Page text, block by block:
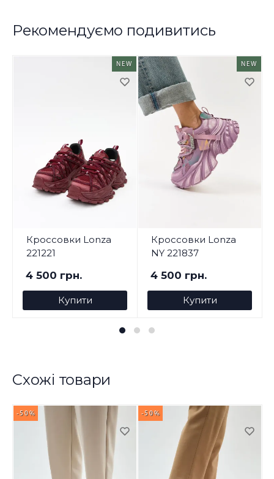
Рекомендуємо подивитись
NEW
Кроссовки Lonza
221221
4 500 грн.
Купити
NEW
Кроссовки Lonza
NY 221837
4 500 грн.
Купити
Схожі товари
-50% -50%